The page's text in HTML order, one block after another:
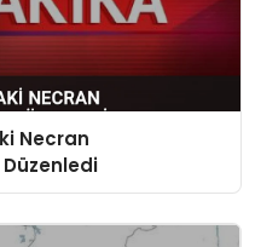
Necran
Düzenledi